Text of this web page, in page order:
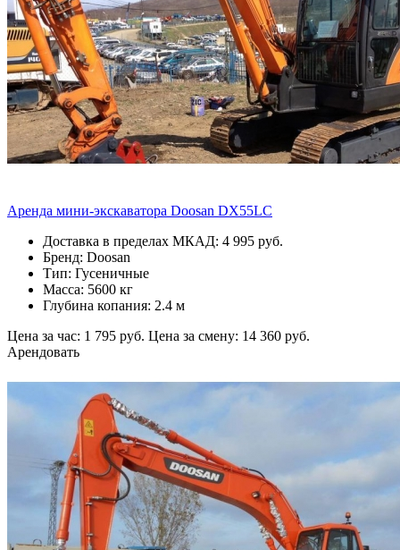
Аренда мини-экскаватора Doosan DX55LC
Доставка в пределах МКАД: 4 995 руб.
Бренд: Doosan
Тип: Гусеничные
Масса: 5600 кг
Глубина копания: 2.4 м
Цена за час: 1 795 руб. Цена за смену: 14 360 руб.
Арендовать